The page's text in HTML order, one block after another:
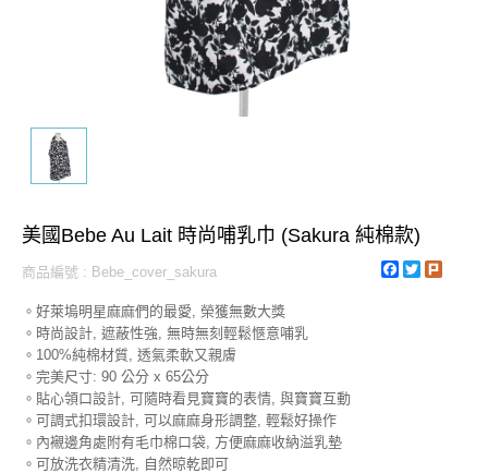
美國Bebe Au Lait 時尚哺乳巾 (Sakura 純棉款)
Facebook
Twitter
商品編號 : Bebe_cover_sakura
。好萊塢明星麻麻們的最愛, 榮獲無數大獎
。時尚設計, 遮蔽性強, 無時無刻輕鬆愜意哺乳
。100%純棉材質, 透氣柔軟又親膚
。完美尺寸: 90 公分 x 65公分
。貼心領口設計, 可隨時看見寶寶的表情, 與寶寶互動
。可調式扣環設計, 可以麻麻身形調整, 輕鬆好操作
。內襯邊角處附有毛巾棉口袋, 方便麻麻收納溢乳墊
。可放洗衣精清洗, 自然晾乾即可